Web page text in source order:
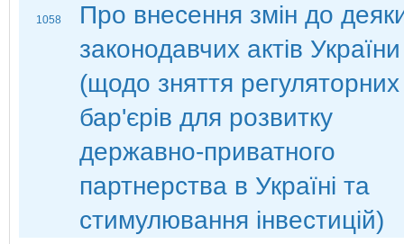
1058
Про внесення змін до
законодавчих актів України
(щодо зняття регуляторних
бар'єрів для розвитку
державно-приватного
партнерства в Україні та
стимулювання інвестицій)